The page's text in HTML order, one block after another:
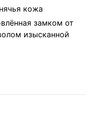
кожа
замком от
изысканной